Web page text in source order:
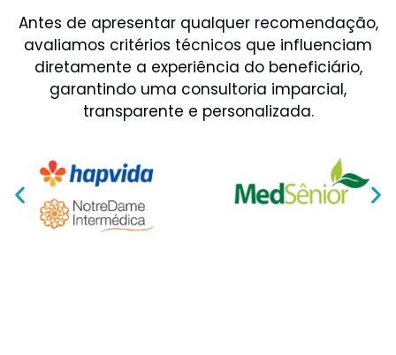
Antes de apresentar qualquer recomendação,
avaliamos critérios técnicos que influenciam
diretamente a experiência do beneficiário,
garantindo uma consultoria imparcial,
transparente e personalizada.